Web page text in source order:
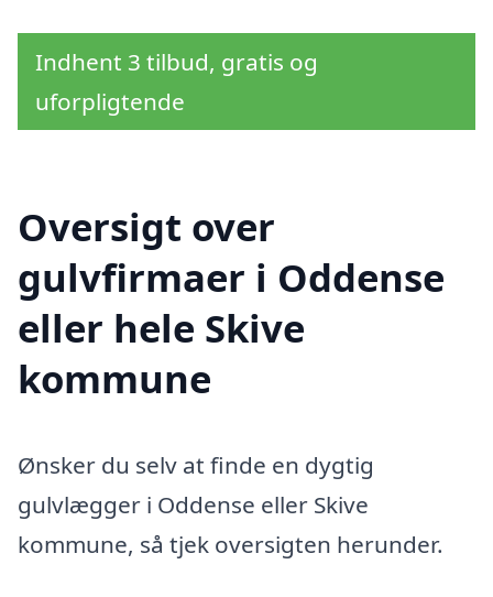
Indhent 3 tilbud, gratis og
uforpligtende
Oversigt over
gulvfirmaer i Oddense
eller hele Skive
kommune
Ønsker du selv at finde en dygtig
gulvlægger i Oddense eller Skive
kommune, så tjek oversigten herunder.